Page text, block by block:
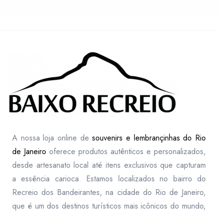
A nossa loja online desouvenirs e lembrançinhas do Rio
de Janeiro oferece produtos autênticos e personalizados,
desde artesanato local até itens exclusivos que capturam
a essência carioca. Estamos localizados no bairro do
Recreio dos Bandeirantes, na cidade do Rio de Janeiro,
que é um dos destinos turísticos mais icônicos do mundo,